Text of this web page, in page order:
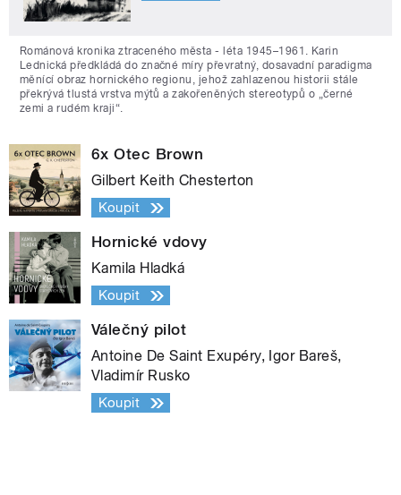
Románová kronika ztraceného města - léta 1945–1961. Karin
Lednická předkládá do značné míry převratný, dosavadní paradigma
měnící obraz hornického regionu, jehož zahlazenou historii stále
překrývá tlustá vrstva mýtů a zakořeněných stereotypů o „černé
zemi a rudém kraji“.
6x Otec Brown
Gilbert Keith Chesterton
Koupit
Hornické vdovy
Kamila Hladká
Koupit
Válečný pilot
Antoine De Saint Exupéry, Igor Bareš,
Vladimír Rusko
Koupit